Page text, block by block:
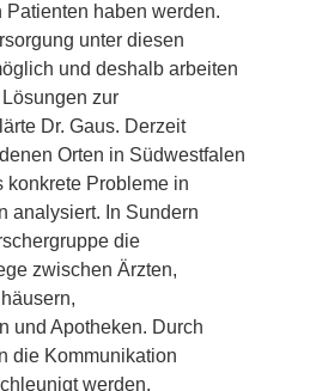
haben werden.
unter diesen
und deshalb arbeiten
zur
Dr. Gaus. Derzeit
Orten in Südwestfalen
konkrete Probleme in
analysiert. In Sundern
die
zwischen Ärzten,
und Apotheken. Durch
die Kommunikation
werden.